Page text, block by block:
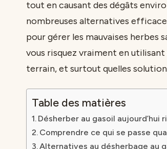
tout en causant des dégâts
nombreuses alternatives
pour gérer les mauvaises herbes
vous risquez vraiment en
terrain, et surtout quelles
Table des matières
Désherber au gasoil
Comprendre ce qui se passe
Alternatives au désherbage au